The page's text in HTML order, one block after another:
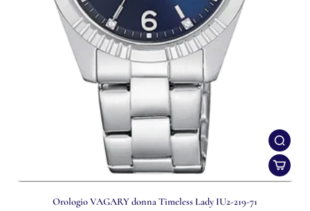
Orologio VAGARY donna Timeless Lady IU2-219-71